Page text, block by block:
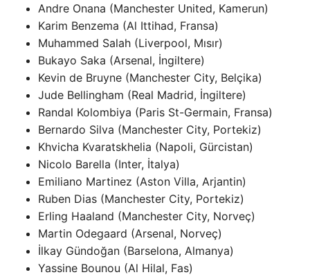
Andre Onana (Manchester United, Kamerun)
Karim Benzema (Al Ittihad, Fransa)
Muhammed Salah (Liverpool, Mısır)
Bukayo Saka (Arsenal, İngiltere)
Kevin de Bruyne (Manchester City, Belçika)
Jude Bellingham (Real Madrid, İngiltere)
Randal Kolombiya (Paris St-Germain, Fransa)
Bernardo Silva (Manchester City, Portekiz)
Khvicha Kvaratskhelia (Napoli, Gürcistan)
Nicolo Barella (Inter, İtalya)
Emiliano Martinez (Aston Villa, Arjantin)
Ruben Dias (Manchester City, Portekiz)
Erling Haaland (Manchester City, Norveç)
Martin Odegaard (Arsenal, Norveç)
İlkay Gündoğan (Barselona, ​​​​Almanya)
Yassine Bounou (Al Hilal, Fas)